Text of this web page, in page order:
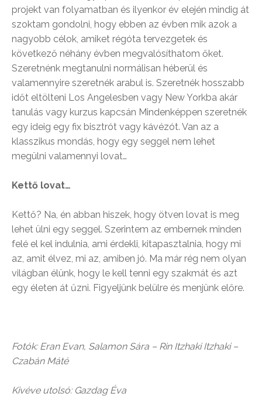
projekt van folyamatban és ilyenkor év elején mindig át
szoktam gondolni, hogy ebben az évben mik azok a
nagyobb célok, amiket régóta tervezgetek és
következő néhány évben megvalósíthatom őket.
Szeretnénk megtanulni normálisan héberül és
valamennyire szeretnék arabul is. Szeretnék hosszabb
időt eltölteni Los Angelesben vagy New Yorkba akár
tanulás vagy kurzus kapcsán Mindenképpen szeretnék
egy ideig egy fix bisztrót vagy kávézót. Van az a
klasszikus mondás, hogy egy seggel nem lehet
megülni valamennyi lovat…
Kettő lovat…
Kettő? Na, én abban hiszek, hogy ötven lovat is meg
lehet ülni egy seggel. Szerintem az embernek minden
felé el kel indulnia, ami érdekli, kitapasztalnia, hogy mi
az, amit élvez, mi az, amiben jó. Ma már rég nem olyan
világban élünk, hogy le kell tenni egy szakmát és azt
egy életen át űzni. Figyeljünk belülre és menjünk előre.
Fotók: Eran Evan, Salamon Sára – Rin Itzhaki Itzhaki –
Czabán Máté
Kivéve utolsó: Gazdag Éva